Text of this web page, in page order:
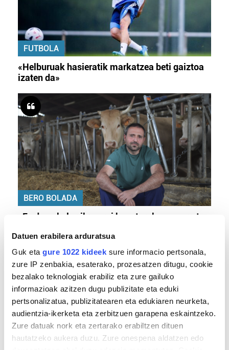
Datuen erabilera arduratsua
Guk eta gure 1022 kideek sure informacio pertsonala,
zure IP zenbakia, esaterako, prozesatzen ditugu, cookie
bezalako teknologiak erabiliz eta zure gailuko
informazioak azitzen dugu publizitate eta eduki
pertsonalizatua, publizitatearen eta edukiaren neurketa,
audientzia-ikerketa eta zerbitzuen garapena eskaintzeko.
Zure datuak nork eta zertarako erabiltzen dituen
hautatzeko aukera duzu. Zure onespena aldatzen edo
FUTBOLA
«Helburuak hasieratik markatzea beti gaiztoa
izaten da»
BERO BOLADA
«Ez dago belarrik; garai honetarako oso erreta